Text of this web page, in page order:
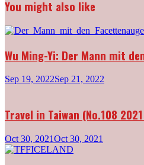
You might also like
Wu Ming-Yi: Der Mann mit
Sep 19, 2022Sep 21, 2022
Travel in Taiwan (No.108
Oct 30, 2021Oct 30, 2021